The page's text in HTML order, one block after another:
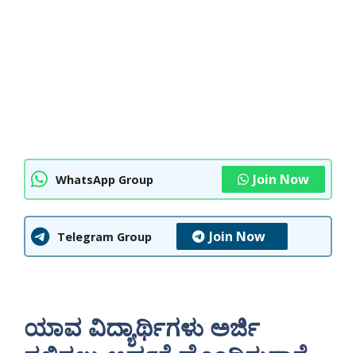
WhatsApp Group Join Now
Telegram Group Join Now
ಯಾವ ವಿದ್ಯಾರ್ಥಿಗಳು ಅರ್ಜಿ